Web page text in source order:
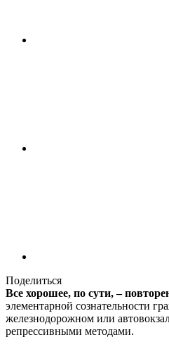
Поделиться
Все хорошее, по сути, –
элементарной сознательности
железнодорожном или
репрессивными методами.